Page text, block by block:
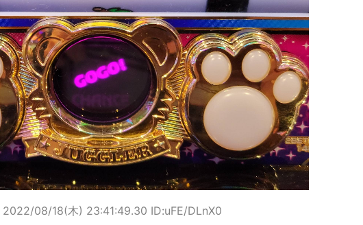
2022/08/18(木) 23:41:49.30 ID:uFE/DLnX0